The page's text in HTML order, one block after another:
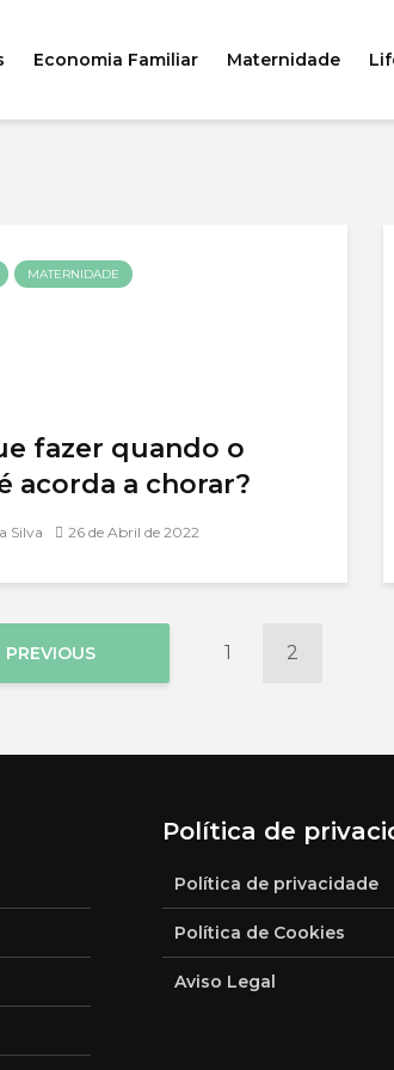
Economia Familiar Maternidade
MATERNIDADE
fazer quando o
acorda a chorar?
Silva 26 de Abril de 2022
PREVIOUS 1 2
Política de
Política de privacidade
Política de Cookies
Aviso Legal